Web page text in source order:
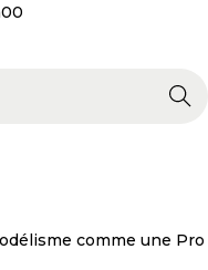
comme une Pro